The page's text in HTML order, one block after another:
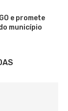
e promete
município